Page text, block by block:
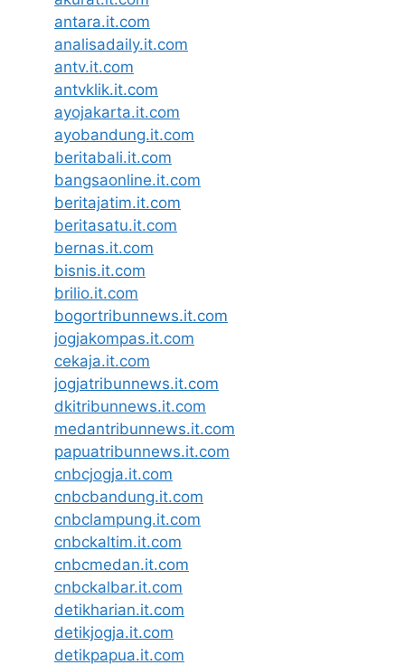
antara.it.com
analisadaily.it.com
antv.it.com
antvklik.it.com
ayojakarta.it.com
ayobandung.it.com
beritabali.it.com
bangsaonline.it.com
beritajatim.it.com
beritasatu.it.com
bernas.it.com
bisnis.it.com
brilio.it.com
bogortribunnews.it.com
jogjakompas.it.com
cekaja.it.com
jogjatribunnews.it.com
dkitribunnews.it.com
medantribunnews.it.com
papuatribunnews.it.com
cnbcjogja.it.com
cnbcbandung.it.com
cnbclampung.it.com
cnbckaltim.it.com
cnbcmedan.it.com
cnbckalbar.it.com
detikharian.it.com
detikjogja.it.com
detikpapua.it.com